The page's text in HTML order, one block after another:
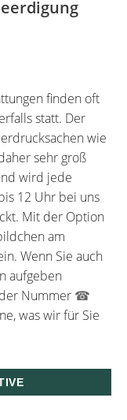
finden oft
statt. Der
wie
sehr groß
wird jede
12 Uhr bei uns
Mit der Option
am
Wenn Sie auch
aufgeben
Nummer ☎
was wir für Sie